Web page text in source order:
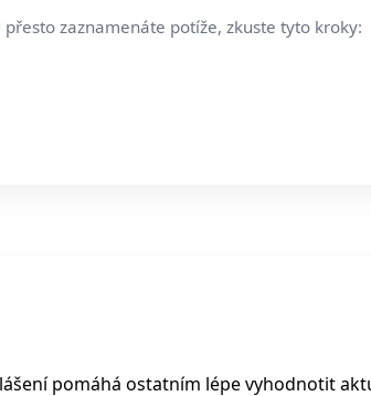
zaznamenáte potíže, zkuste tyto kroky:
pomáhá ostatním lépe vyhodnotit